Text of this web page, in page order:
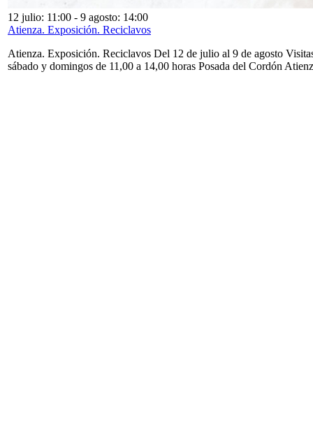
12 julio: 11:00 - 9 agosto: 14:00
Atienza. Exposición. Reciclavos
Atienza. Exposición. Reciclavos Del 12 de julio al 9 de agosto
sábado y domingos de 11,00 a 14,00 horas Posada del Cordón